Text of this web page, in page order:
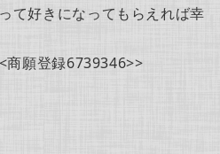
て好きになってもらえれば幸
願登録6739346>>